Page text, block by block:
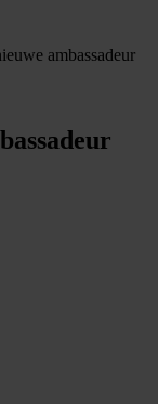
ambassadeur